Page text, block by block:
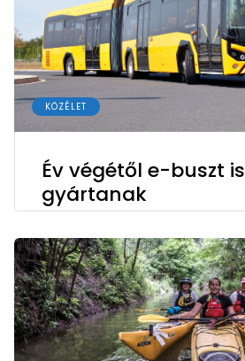
KÖZÉLET
Év végétől e-buszt is
gyártanak